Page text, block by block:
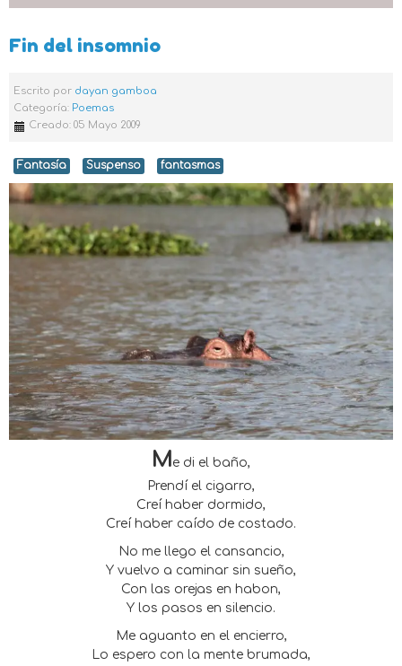
Fin del insomnio
Escrito por dayan gamboa
Categoría: Poemas
Creado: 05 Mayo 2009
Fantasía Suspenso fantasmas
Me di el baño,
Prendí el cigarro,
Creí haber dormido,
Creí haber caído de costado.
No me llego el cansancio,
Y vuelvo a caminar sin sueño,
Con las orejas en habon,
Y los pasos en silencio.
Me aguanto en el encierro,
Lo espero con la mente brumada,